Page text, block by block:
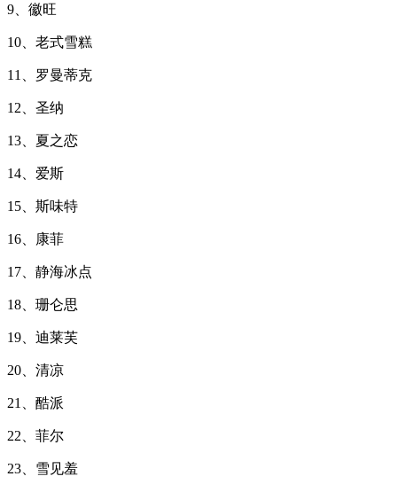
9、徽旺
10、老式雪糕
11、罗曼蒂克
12、圣纳
13、夏之恋
14、爱斯
15、斯味特
16、康菲
17、静海冰点
18、珊仑思
19、迪莱芙
20、清凉
21、酷派
22、菲尔
23、雪见羞